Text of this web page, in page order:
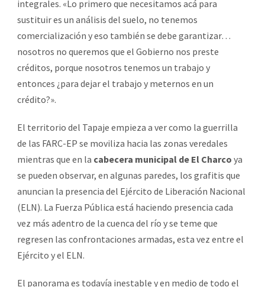
integrales. «Lo primero que necesitamos acá para
sustituir es un análisis del suelo, no tenemos
comercialización y eso también se debe garantizar…
nosotros no queremos que el Gobierno nos preste
créditos, porque nosotros tenemos un trabajo y
entonces ¿para dejar el trabajo y meternos en un
crédito?».
El territorio del Tapaje empieza a ver como la guerrilla
de las FARC-EP se moviliza hacia las zonas veredales
mientras que en la cabecera municipal de El Charco ya
se pueden observar, en algunas paredes, los grafitis que
anuncian la presencia del Ejército de Liberación Nacional
(ELN). La Fuerza Pública está haciendo presencia cada
vez más adentro de la cuenca del río y se teme que
regresen las confrontaciones armadas, esta vez entre el
Ejército y el ELN.
El panorama es todavía inestable y en medio de todo el